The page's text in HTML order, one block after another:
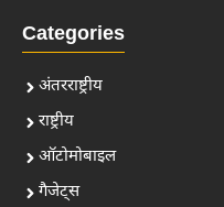
Categories
अंतरराष्ट्रीय
राष्ट्रीय
ऑटोमोबाइल
गैजेट्स